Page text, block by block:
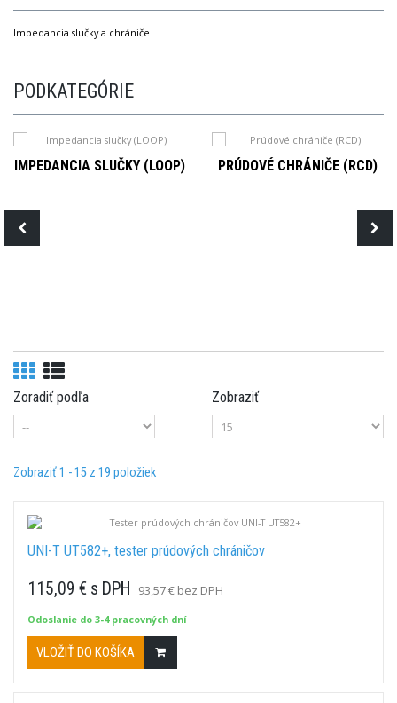
Impedancia slučky a chrániče
PODKATEGÓRIE
IMPEDANCIA SLUČKY (LOOP) PRÚDOVÉ CHRÁNIČE (RCD)
Zoradiť podľa Zobraziť
Zobraziť 1 - 15 z 19 položiek
UNI-T UT582+, tester prúdových chráničov
115,09 € s DPH 93,57 € bez DPH
Odoslanie do 3-4 pracovných dní
VLOŽIŤ DO KOŠÍKA